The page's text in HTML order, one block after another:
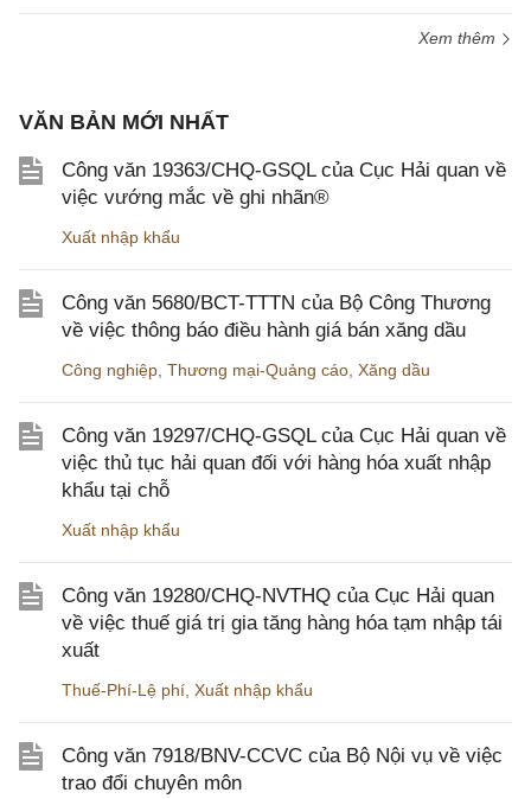
Xem thêm
VĂN BẢN MỚI NHẤT
Công văn 19363/CHQ-GSQL của Cục Hải quan về
việc vướng mắc về ghi nhãn®
Xuất nhập khẩu
Công văn 5680/BCT-TTTN của Bộ Công Thương
về việc thông báo điều hành giá bán xăng dầu
Công nghiệp Thương mại-Quảng cáo Xăng dầu
Công văn 19297/CHQ-GSQL của Cục Hải quan về
việc thủ tục hải quan đối với hàng hóa xuất nhập
khẩu tại chỗ
Xuất nhập khẩu
Công văn 19280/CHQ-NVTHQ của Cục Hải quan
về việc thuế giá trị gia tăng hàng hóa tạm nhập tái
xuất
Thuế-Phí-Lệ phí Xuất nhập khẩu
Công văn 7918/BNV-CCVC của Bộ Nội vụ về việc
trao đổi chuyên môn